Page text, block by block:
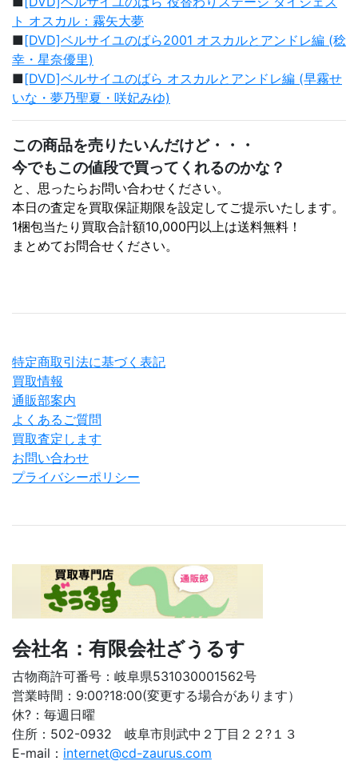
ト オスカル：霧矢大夢
■[DVD]ベルサイユのばら2001 オスカルとアンドレ編 (稔
幸・星奈優里)
■[DVD]ベルサイユのばら オスカルとアンドレ編 (早霧せ
いな・夢乃聖夏・咲妃みゆ)
この商品を売りたいんだけど・・・
今でもこの値段で買ってくれるのかな？
と、思ったらお問い合わせください。
本日の査定を買取保証期限を設定してご提示いたします。
1梱包当たり買取合計額10,000円以上は送料無料！
まとめてお問合せください。
特定商取引法に基づく表記
買取情報
通販部案内
よくあるご質問
買取査定します
お問い合わせ
プライバシーポリシー
会社名：有限会社ざうるす
古物商許可番号：岐阜県531030001562号
営業時間：9:00?18:00(変更する場合があります）
休?：毎週日曜
住所：502-0932 岐阜市則武中２丁目２２?１３
E-mail： internet@cd-zaurus.com